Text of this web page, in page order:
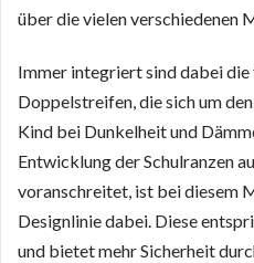
über die vielen verschiedenen
Immer integriert sind dabei
Doppelstreifen, die sich um
Kind bei Dunkelheit und
Entwicklung der Schulranzen
voranschreitet, ist bei diesem
Designlinie dabei. Diese
und bietet mehr Sicherheit